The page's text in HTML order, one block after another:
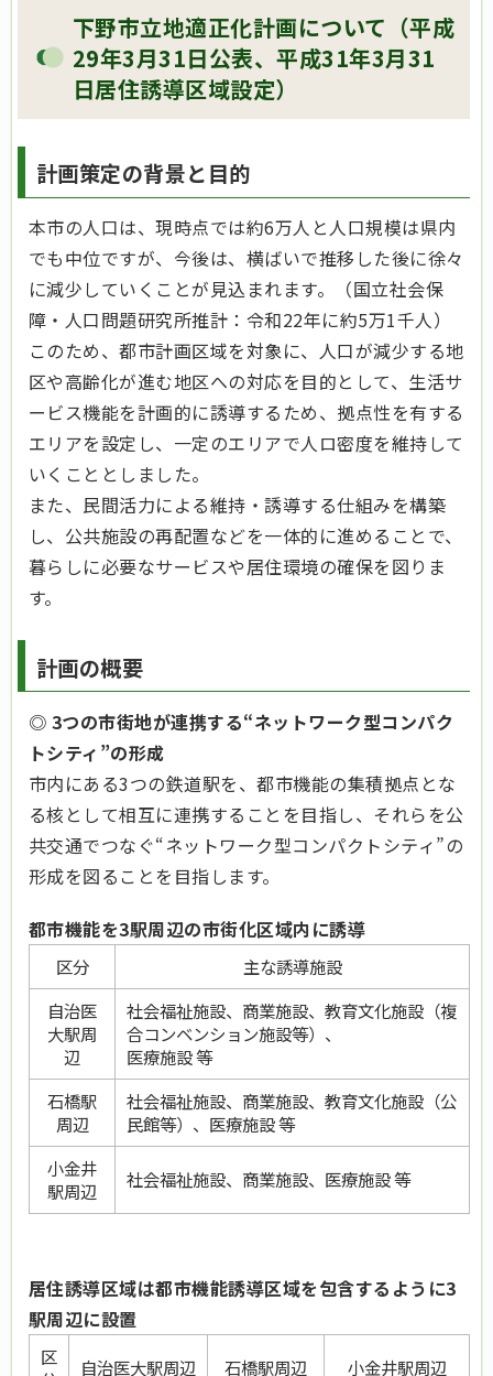
下野市立地適正化計画について（平成
29年3月31日公表、平成31年3月31
日居住誘導区域設定）
計画策定の背景と目的
本市の人口は、現時点では約6万人と人口規模は県内
でも中位ですが、今後は、横ばいで推移した後に徐々
に減少していくことが見込まれます。（国立社会保
障・人口問題研究所推計：令和22年に約5万1千人）
このため、都市計画区域を対象に、人口が減少する地
区や高齢化が進む地区への対応を目的として、生活サ
ービス機能を計画的に誘導するため、拠点性を有する
エリアを設定し、一定のエリアで人ロ密度を維持して
いくこととしました。
また、民間活力による維持・誘導する仕組みを構築
し、公共施設の再配置などを一体的に進めることで、
暮らしに必要なサービスや居住環境の確保を図りま
す。
計画の概要
◎ 3つの市街地が連携する“ネットワーク型コンパク
トシティ”の形成
市内にある3つの鉄道駅を、都市機能の集積拠点とな
る核として相互に連携することを目指し、それらを公
共交通でつなぐ“ネットワーク型コンパクトシティ”の
形成を図ることを目指します。
都市機能を3駅周辺の市街化区域内に誘導
区分
主な誘導施設
自治医
大駅周
辺
社会福祉施設、商業施設、教育文化施設（複
合コンベンション施設等）、
医療施設 等
石橋駅
周辺
社会福祉施設、商業施設、教育文化施設（公
民館等）、医療施設 等
小金井
駅周辺
社会福祉施設、商業施設、医療施設 等
居住誘導区域は都市機能誘導区域を包含するように3
駅周辺に設置
区
自治医大駅周辺 石橋駅周辺 小金井駅周辺